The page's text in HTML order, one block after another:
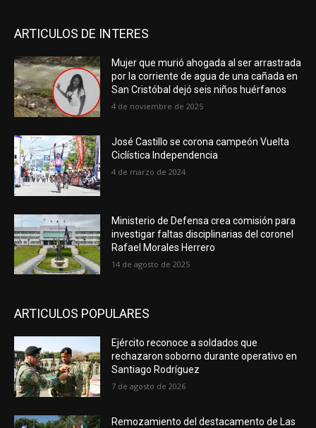
ARTICULOS DE INTERES
Mujer que murió ahogada al ser arrastrada
por la corriente de agua de una cañada en
San Cristóbal dejó seis niños huérfanos
4 de noviembre de 2025
José Castillo se corona campeón Vuelta
Ciclística Independencia
4 de marzo de 2024
Ministerio de Defensa crea comisión para
investigar faltas disciplinarias del coronel
Rafael Morales Herrero
14 de agosto de 2025
ARTICULOS POPULARES
Ejército reconoce a soldados que
rechazaron soborno durante operativo en
Santiago Rodríguez
7 de agosto de 2026
Remozamiento del destacamento de Las